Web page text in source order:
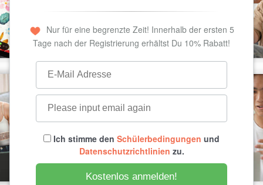
Nur für eine begrenzte Zeit! Innerhalb der ersten 5
Tage nach der Registrierung erhältst Du 10% Rabatt!
Ich stimme den Schülerbedingungen und
Datenschutzrichtlinien zu.
Kostenlos anmelden!